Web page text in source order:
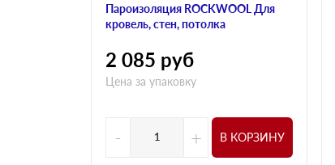
Пароизоляция ROCKWOOL Для
кровель, стен, потолка
2 085 руб
Цена за упаковку
- + В КОРЗИНУ